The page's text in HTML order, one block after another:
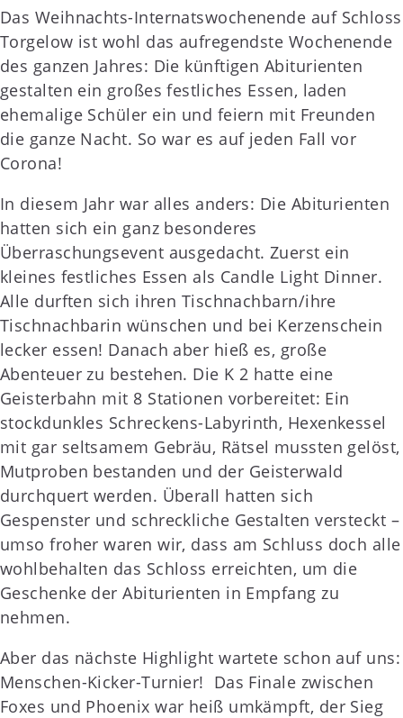
tDas Weihnachts-Internatswochenende auf Schloss
Torgelow ist wohl das aufregendste Wochenende
des ganzen Jahres: Die künftigen Abiturienten
gestalten ein großes festliches Essen, laden
ehemalige Schüler ein und feiern mit Freunden
die ganze Nacht. So war es auf jeden Fall vor
Corona!
In diesem Jahr war alles anders: Die Abiturienten
hatten sich ein ganz besonderes
Überraschungsevent ausgedacht. Zuerst ein
kleines festliches Essen als Candle Light Dinner.
Alle durften sich ihren Tischnachbarn/ihre
Tischnachbarin wünschen und bei Kerzenschein
lecker essen! Danach aber hieß es, große
Abenteuer zu bestehen. Die K 2 hatte eine
Geisterbahn mit 8 Stationen vorbereitet: Ein
stockdunkles Schreckens-Labyrinth, Hexenkessel
mit gar seltsamem Gebräu, Rätsel mussten gelöst,
Mutproben bestanden und der Geisterwald
durchquert werden. Überall hatten sich
Gespenster und schreckliche Gestalten versteckt –
umso froher waren wir, dass am Schluss doch alle
wohlbehalten das Schloss erreichten, um die
Geschenke der Abiturienten in Empfang zu
nehmen.
Aber das nächste Highlight wartete schon auf uns:
Menschen-Kicker-Turnier! Das Finale zwischen
Foxes und Phoenix war heiß umkämpft, der Sieg